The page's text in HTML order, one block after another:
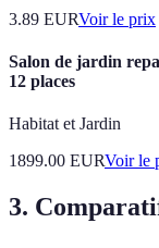
3.89 EURVoir le prix
Salon de jardin
12 places
Habitat et Jardin
1899.00 EURVoir le
3.